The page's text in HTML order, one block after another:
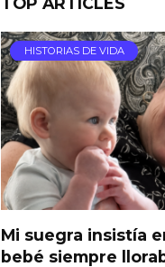
HISTORIAS DE VIDA
Mi suegra insistía
bebé siempre